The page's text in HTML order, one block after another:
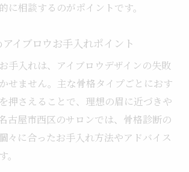
に相談するのがポイントです。
イブロウお手入れポイント
手入れは、アイブロウデザインの失敗
せません。主な骨格タイプごとにおす
押さえることで、理想の眉に近づきや
古屋市西区のサロンでは、骨格診断の
々に合ったお手入れ方法やアドバイス